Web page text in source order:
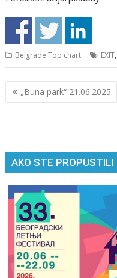
Belgrade Top chart EXIT,
Кретање
чланка
„Buna park“ 21.06.2025.
AKO STE PROPUSTILI